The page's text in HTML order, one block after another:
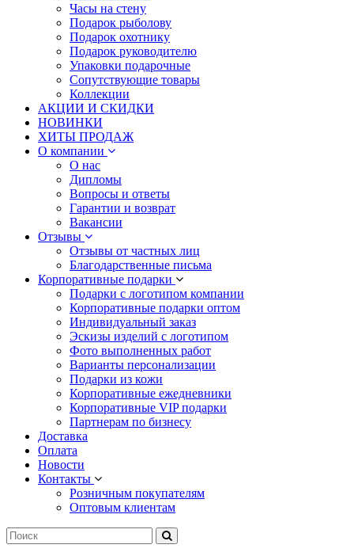
Часы на стену
Подарок рыболову
Подарок охотнику
Подарок руководителю
Упаковки подарочные
Сопутствующие товары
Коллекции
АКЦИИ И СКИДКИ
НОВИНКИ
ХИТЫ ПРОДАЖ
О компании
О нас
Дипломы
Вопросы и ответы
Гарантии и возврат
Вакансии
Отзывы
Отзывы от частных лиц
Благодарственные письма
Корпоративные подарки
Подарки с логотипом компании
Корпоративные подарки оптом
Индивидуальный заказ
Эскизы изделий с логотипом
Фото выполненных работ
Варианты персонализации
Подарки из кожи
Корпоративные ежедневники
Корпоративные VIP подарки
Партнерам по бизнесу
Доставка
Оплата
Новости
Контакты
Розничным покупателям
Оптовым клиентам